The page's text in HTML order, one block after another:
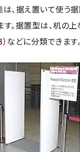
、据え置いて使う
す。据置型は、机の
などに分類できます。